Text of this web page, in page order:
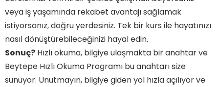
veya iş yaşamında rekabet avantajı sağlamak
istiyorsanız, doğru yerdesiniz. Tek bir kurs ile hayatınızı
nasıl dönüştürebileceğinizi hayal edin.
Sonuç? Hızlı okuma, bilgiye ulaşmakta bir anahtar ve
Beytepe Hızlı Okuma Programı bu anahtarı size
sunuyor. Unutmayın, bilgiye giden yol hızla açılıyor ve